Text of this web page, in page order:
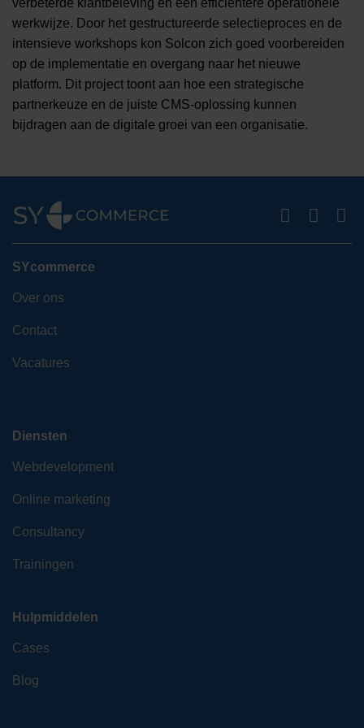
verbeterde klantbeleving en een efficiëntere operationele
werkwijze. Door het gestructureerde selectieproces en de
intensieve workshops kon Solcon zich goed voorbereiden
op de implementatie en overgang naar het nieuwe
platform. Dit project toont aan hoe een strategische
partnerkeuze en de juiste CMS-oplossing kunnen
bijdragen aan de digitale groei van een organisatie.
SYcommerce
Over ons
Contact
Vacatures
Diensten
Webdevelopment
Online marketing
Consultancy
Trainingen
Hulpmiddelen
Cases
Blog